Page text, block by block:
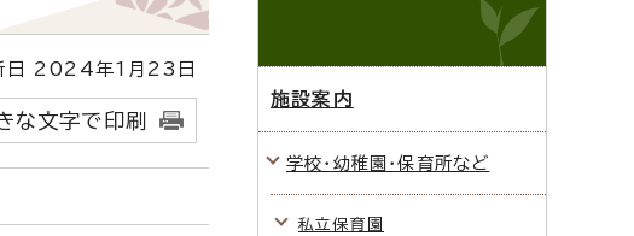
2024年1月23日
な文字で印刷
施設案内
学校・幼稚園・保育所など
私立保育園